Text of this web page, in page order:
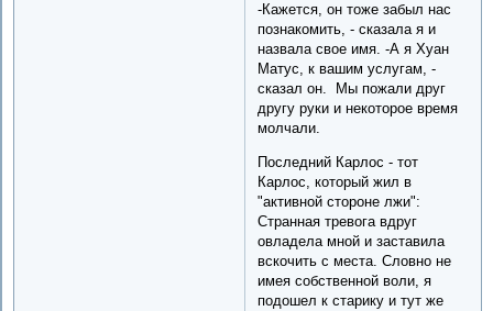
-Кажется, он тоже забыл нас
познакомить, - сказала я и
назвала свое имя. -А я Хуан
Матус, к вашим услугам, -
сказал он. Мы пожали друг
другу руки и некоторое время
молчали.
Последний Карлос - тот
Карлос, который жил в
"активной стороне лжи":
Странная тревога вдруг
овладела мной и заставила
вскочить с места. Словно не
имея собственной воли, я
подошел к старику и тут же